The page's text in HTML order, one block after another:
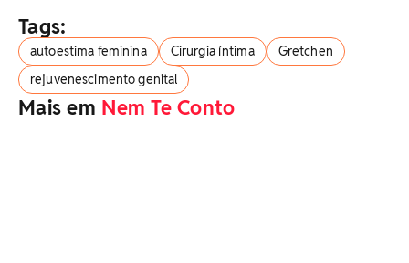
Tags:
autoestima feminina Cirurgia íntima
Gretchen
rejuvenescimento genital
Mais em Nem Te Conto